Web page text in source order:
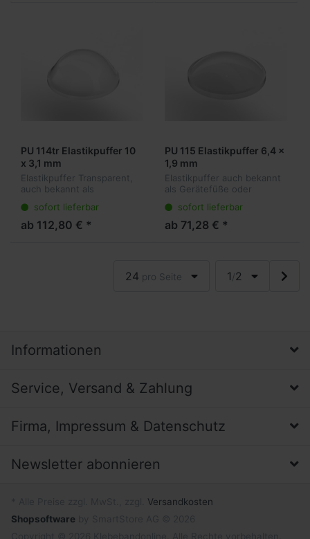
PU 114tr Elastikpuffer 10
x 3,1 mm
Elastikpuffer Transparent,
auch bekannt als
Anschlagpuffer sind die
ideale Lösung für viele
Anwendungen. Sie kleben
sofort lieferbar
ab 112,80 € *
PU 115 Elastikpuffer 6,4 x
1,9 mm
Elastikpuffer auch bekannt
als Gerätefüße oder
ideale Lösung für viele
Anwendungen. Sie kleben
transparent am Objekt und
sofort lieferbar
ab 71,28 € *
24 pro Seite 1/2
Informationen
Service, Versand & Zahlung
Firma, Impressum & Datenschutz
Newsletter abonnieren
Versandkosten
Shopsoftware